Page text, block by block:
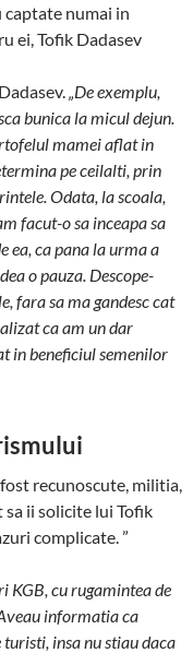
captate numai in
ei, Tofik Dadasev
„De exemplu,
bunica la micul dejun.
mamei aflat in
pe cei­lalti, prin
Odata, la scoala,
facut-o sa inceapa sa
ea, ca pana la urma a
o pauza. Descope­
fara sa ma gandesc cat
ca am un dar
in beneficiul seme­nilor
recunoscute, militia,
ii solicite lui Tofik
complicate. ”
KGB, cu ru­ga­min­tea de
informatia ca
insa nu stiau da­ca